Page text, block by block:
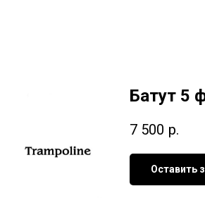
Батут 5
7 500 р.
Оставить